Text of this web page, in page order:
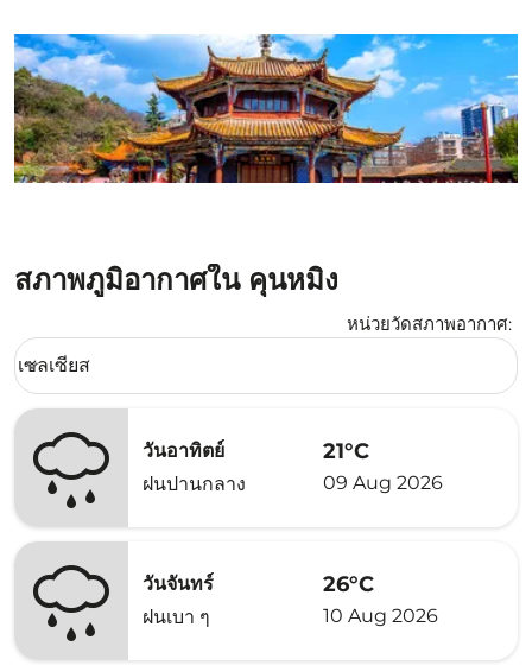
สภาพภูมิอากาศใน คุนหมิง
หน่วยวัดสภาพอากาศ:
Weather unit option เซลเซียส Selected
เซลเซียส
keyboard_arrow_down
วันอาทิตย์
ฝนปานกลาง
21°C
09 Aug 2026
วันจันทร์
ฝนเบา ๆ
26°C
10 Aug 2026